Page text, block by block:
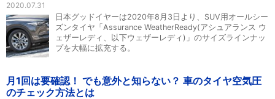
2020.07.31
日本グッドイヤーは2020年8月3日より、SUV用オールシー
ズンタイヤ「Assurance WeatherReady(アシュアランス ウ
ェザーレディ、以下ウェザーレディ)」のサイズラインナッ
プを大幅に拡充する。
月1回は要確認！ でも意外と知らない？ 車のタイヤ空気圧
のチェック方法とは